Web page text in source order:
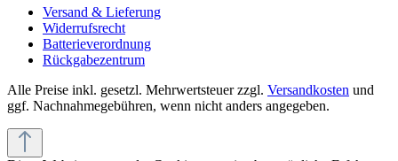
Versand & Lieferung
Widerrufsrecht
Batterieverordnung
Rückgabezentrum
Alle Preise inkl. gesetzl. Mehrwertsteuer zzgl. Versandkosten und
ggf. Nachnahmegebühren, wenn nicht anders angegeben.